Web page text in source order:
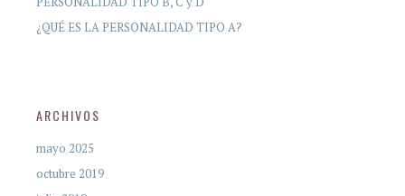
¿QUÉ ES LA PERSONALIDAD TIPO A?
ARCHIVOS
mayo 2025
octubre 2019